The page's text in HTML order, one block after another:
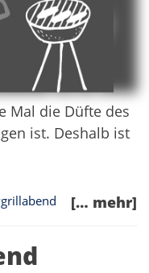
Mal die Düfte des
ist. Deshalb ist
[… mehr]
grillabend